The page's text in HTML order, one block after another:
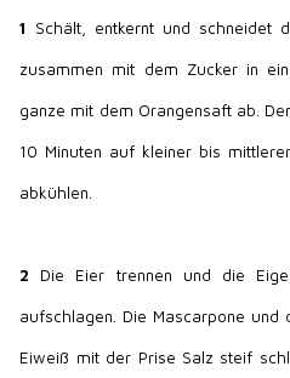
1 Schält, entkernt und schneidet
zusammen mit dem Zucker in
ganze mit dem Orangensaft ab.
10 Minuten auf kleiner bis
abkühlen.
2 Die Eier trennen und die
aufschlagen. Die Mascarpone und
Eiweiß mit der Prise Salz steif